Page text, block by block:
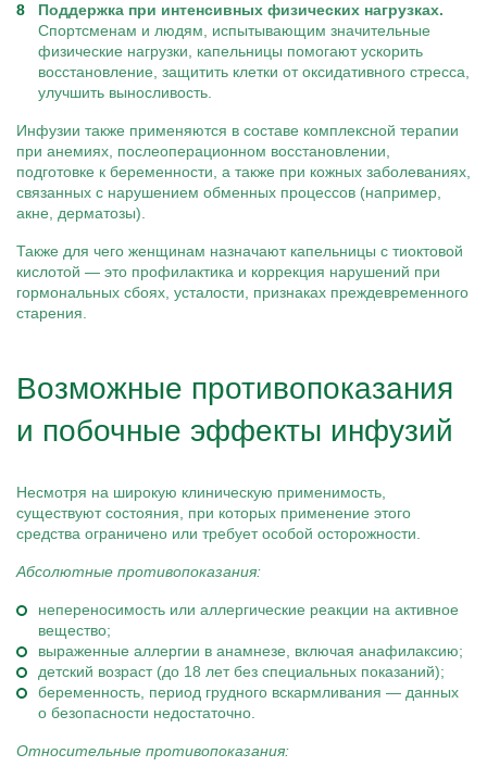
Поддержка при интенсивных физических нагрузках.
Спортсменам и людям, испытывающим значительные
физические нагрузки, капельницы помогают ускорить
восстановление, защитить клетки от оксидативного стресса,
улучшить выносливость.
Инфузии также применяются в составе комплексной терапии
при анемиях, послеоперационном восстановлении,
подготовке к беременности, а также при кожных заболеваниях,
связанных с нарушением обменных процессов (например,
акне, дерматозы).
Также для чего женщинам назначают капельницы с тиоктовой
кислотой — это профилактика и коррекция нарушений при
гормональных сбоях, усталости, признаках преждевременного
старения.
Возможные противопоказания
и побочные эффекты инфузий
Несмотря на широкую клиническую применимость,
существуют состояния, при которых применение этого
средства ограничено или требует особой осторожности.
Абсолютные противопоказания:
непереносимость или аллергические реакции на активное
вещество;
выраженные аллергии в анамнезе, включая анафилаксию;
детский возраст (до 18 лет без специальных показаний);
беременность, период грудного вскармливания — данных
о безопасности недостаточно.
Относительные противопоказания: